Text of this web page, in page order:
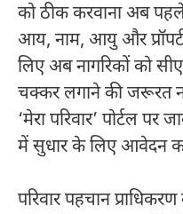
को ठीक करवाना अब
आय, नाम, आयु और
लिए अब नागरिकों को
चक्कर लगाने की जरूरत
‘मेरा परिवार’ पोर्टल
में सुधार के लिए आवेदन
परिवार पहचान